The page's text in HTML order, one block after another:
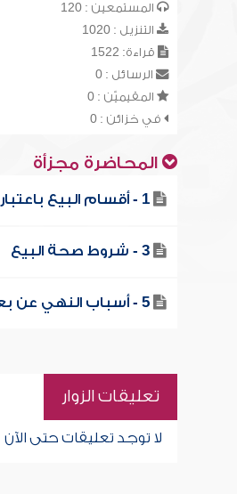
المستمعين : 120
التنزيل : 1020
قراءة: 1522
الرسائل : 0
المقيميّن : 0
في خزائن : 0
المحاضرة مجزأة
1 - أقسام البيع باعتبار المبيع
3 - شروط صحة البيع
5 - أسباب النهي عن بعض البيوع
تعليقات الزوار
لا توجد تعليقات حتى الآن